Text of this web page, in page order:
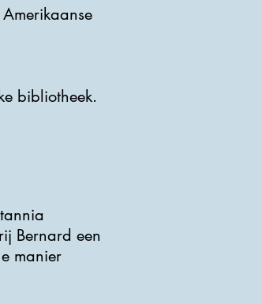
bibliotheek.
Bernard een
manier